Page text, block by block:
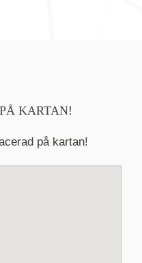
KARTAN!
på kartan!